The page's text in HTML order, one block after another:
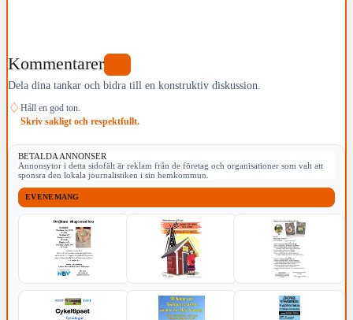
Kommentarer
Dela dina tankar och bidra till en konstruktiv diskussion.
♢ Håll en god ton.
Skriv sakligt och respektfullt.
BETALDA ANNONSER
Annonsytor i detta sidofält är reklam från de företag och organisationer som valt att
sponsra den lokala journalistiken i sin hemkommun.
EVENEMANG